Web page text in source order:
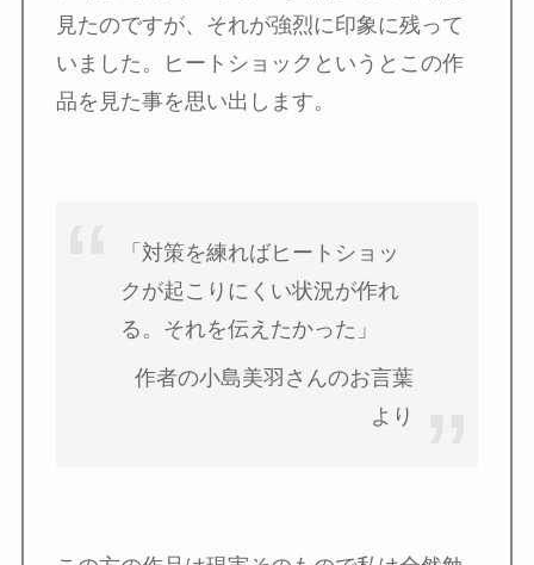
見たのですが、それが強烈に印象に残って
いました。ヒートショックというとこの作
品を見た事を思い出します。
「対策を練ればヒートショッ
クが起こりにくい状況が作れ
る。それを伝えたかった」
作者の小島美羽さんのお言葉
より